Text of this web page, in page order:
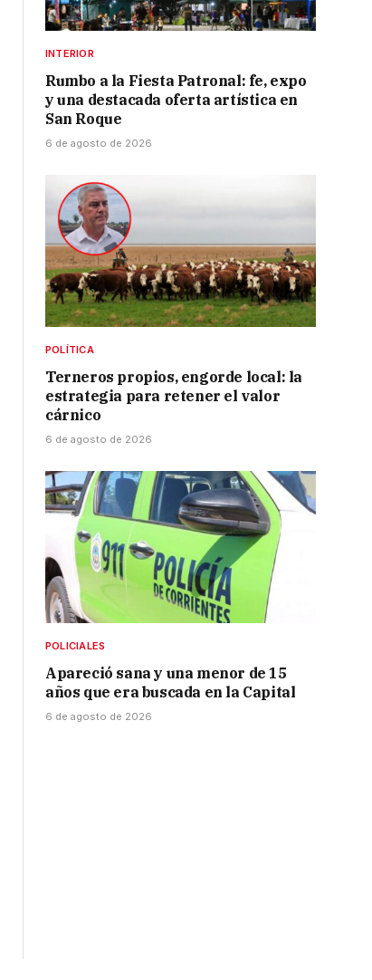
INTERIOR
Rumbo a la Fiesta Patronal: fe, expo
y una destacada oferta artística en
San Roque
6 de agosto de 2026
POLÍTICA
Terneros propios, engorde local: la
estrategia para retener el valor
cárnico
6 de agosto de 2026
POLICIALES
Apareció sana y una menor de 15
años que era buscada en la Capital
6 de agosto de 2026